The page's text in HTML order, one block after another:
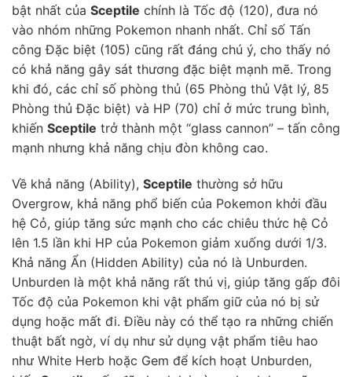
bật nhất của Sceptile chính là Tốc độ (120), đưa nó
vào nhóm những Pokemon nhanh nhất. Chỉ số Tấn
công Đặc biệt (105) cũng rất đáng chú ý, cho thấy nó
có khả năng gây sát thương đặc biệt mạnh mẽ. Trong
khi đó, các chỉ số phòng thủ (65 Phòng thủ Vật lý, 85
Phòng thủ Đặc biệt) và HP (70) chỉ ở mức trung bình,
khiến Sceptile trở thành một “glass cannon” – tấn công
mạnh nhưng khả năng chịu đòn không cao.
Về khả năng (Ability), Sceptile thường sở hữu
Overgrow, khả năng phổ biến của Pokemon khởi đầu
hệ Cỏ, giúp tăng sức mạnh cho các chiêu thức hệ Cỏ
lên 1.5 lần khi HP của Pokemon giảm xuống dưới 1/3.
Khả năng Ẩn (Hidden Ability) của nó là Unburden.
Unburden là một khả năng rất thú vị, giúp tăng gấp đôi
Tốc độ của Pokemon khi vật phẩm giữ của nó bị sử
dụng hoặc mất đi. Điều này có thể tạo ra những chiến
thuật bất ngờ, ví dụ như sử dụng vật phẩm tiêu hao
như White Herb hoặc Gem để kích hoạt Unburden,